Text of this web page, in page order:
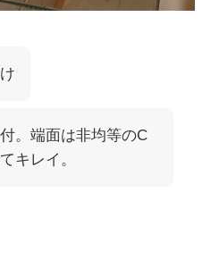
。端面は非均等のC
キレイ。